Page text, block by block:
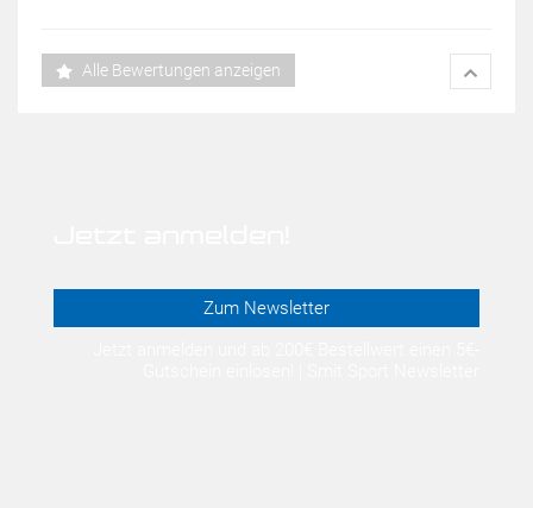
Alle Bewertungen anzeigen
Zum Newsletter